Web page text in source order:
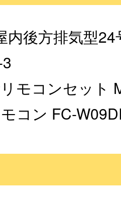
内後方排気型
モコンセット
コン FC-